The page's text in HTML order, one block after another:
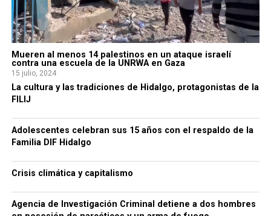
Mueren al menos 14 palestinos en un ataque israelí
contra una escuela de la UNRWA en Gaza
15 julio, 2024
La cultura y las tradiciones de Hidalgo, protagonistas de la
FILIJ
Adolescentes celebran sus 15 años con el respaldo de la
Familia DIF Hidalgo
Crisis climática y capitalismo
Agencia de Investigación Criminal detiene a dos hombres